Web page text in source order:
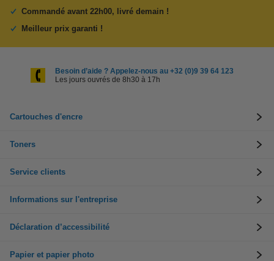
Commandé avant 22h00, livré demain !
Meilleur prix garanti !
Besoin d’aide ? Appelez-nous au +32 (0)9 39 64 123
Les jours ouvrés de 8h30 à 17h
Cartouches d'encre
Toners
Service clients
Informations sur l'entreprise
Déclaration d’accessibilité
Papier et papier photo